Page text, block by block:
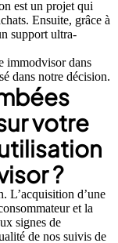
est un projet qui
Ensuite, grâce à
support ultra-
immodvisor dans
dans notre décision.
votre
?
L’acquisition d’une
et la
signes de
de nos suivis de